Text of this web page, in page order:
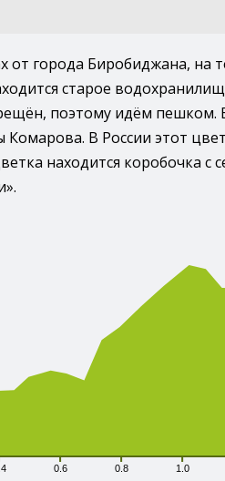
от города Биробиджана, на
старое
поэтому идём пешком.
В России этот
находится коробочка с
0.6 0.8 1.0